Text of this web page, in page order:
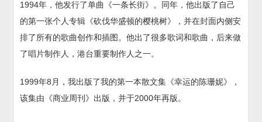
1994年，他发行了单曲《一条长街》。同年，他出版了自己
的第一张个人专辑《砍伐华盛顿的樱桃树》，并在封面内侧安
排了所有的歌曲创作和插图。他出了很多歌词和歌曲，后来做
了唱片制作人，港台重要制作人之一。
1999年8月，我出版了我的第一本散文集《幸运的陈珊妮》，
该集由《商业周刊》出版，并于2000年再版。